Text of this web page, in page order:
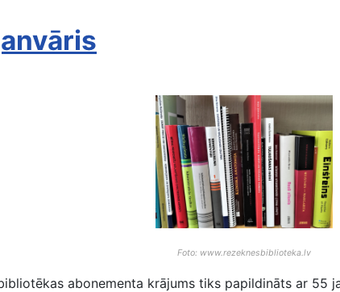
Foto: www.rezeknesbiblioteka.lv
abonementa krājums tiks papildināts ar 55